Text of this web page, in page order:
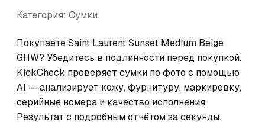
Категория: Сумки
Покупаете Saint Laurent Sunset Medium Beige
GHW? Убедитесь в подлинности перед покупкой.
KickCheck проверяет сумки по фото с помощью
AI — анализирует кожу, фурнитуру, маркировку,
серийные номера и качество исполнения.
Результат с подробным отчётом за секунды.